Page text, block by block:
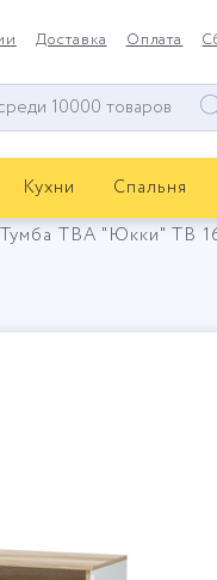
Доставка Оплата
Кухни Спальня
Тумба ТВА "Юкки" ТВ